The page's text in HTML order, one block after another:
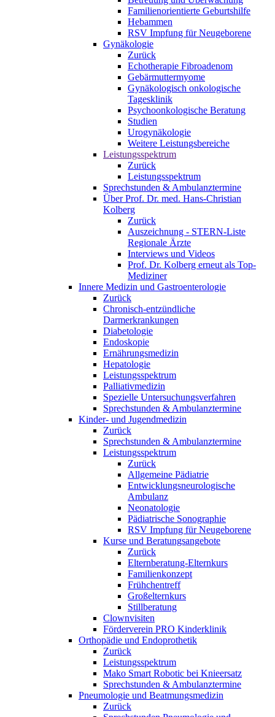
Familienorientierte Geburtshilfe
Hebammen
RSV Impfung für Neugeborene
Gynäkologie
Zurück
Echotherapie Fibroadenom
Gebärmuttermyome
Gynäkologisch onkologische
Tagesklinik
Psychoonkologische Beratung
Studien
Urogynäkologie
Weitere Leistungsbereiche
Leistungsspektrum
Zurück
Leistungsspektrum
Sprechstunden & Ambulanztermine
Über Prof. Dr. med. Hans-Christian
Kolberg
Zurück
Auszeichnung - STERN-Liste
Regionale Ärzte
Interviews und Videos
Prof. Dr. Kolberg erneut als Top-
Mediziner
Innere Medizin und Gastroenterologie
Zurück
Chronisch-entzündliche
Darmerkrankungen
Diabetologie
Endoskopie
Ernährungsmedizin
Hepatologie
Leistungsspektrum
Palliativmedizin
Spezielle Untersuchungsverfahren
Sprechstunden & Ambulanztermine
Kinder- und Jugendmedizin
Zurück
Sprechstunden & Ambulanztermine
Leistungsspektrum
Zurück
Allgemeine Pädiatrie
Entwicklungsneurologische
Ambulanz
Neonatologie
Pädiatrische Sonographie
RSV Impfung für Neugeborene
Kurse und Beratungsangebote
Zurück
Elternberatung-Elternkurs
Familienkonzept
Frühchentreff
Großelternkurs
Stillberatung
Clownvisiten
Förderverein PRO Kinderklinik
Orthopädie und Endoprothetik
Zurück
Leistungsspektrum
Mako Smart Robotic bei Knieersatz
Sprechstunden & Ambulanztermine
Pneumologie und Beatmungsmedizin
Zurück